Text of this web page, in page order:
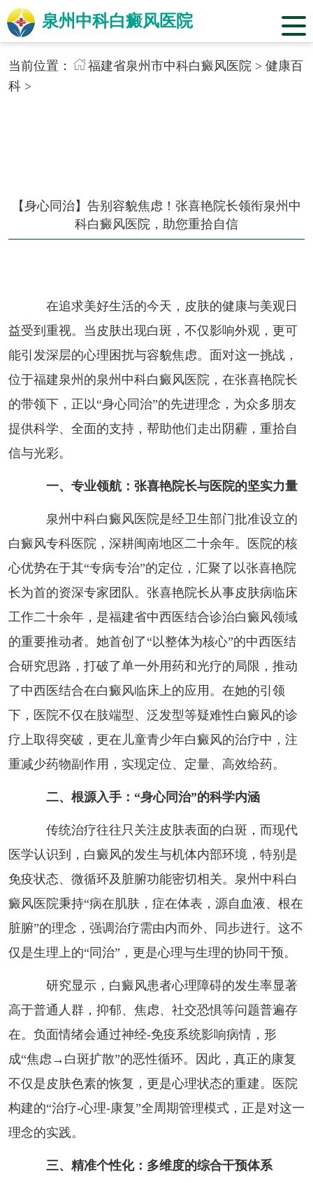
泉州中科白癜风医院
当前位置： 福建省泉州市中科白癜风医院> 健康百
科>
【身心同治】告别容貌焦虑！张喜艳院长领衔泉州中
科白癜风医院，助您重拾自信
在追求美好生活的今天，皮肤的健康与美观日
益受到重视。当皮肤出现白斑，不仅影响外观，更可
能引发深层的心理困扰与容貌焦虑。面对这一挑战，
位于福建泉州的泉州中科白癜风医院，在张喜艳院长
的带领下，正以“身心同治”的先进理念，为众多朋友
提供科学、全面的支持，帮助他们走出阴霾，重拾自
信与光彩。
一、专业领航：张喜艳院长与医院的坚实力量
泉州中科白癜风医院是经卫生部门批准设立的
白癜风专科医院，深耕闽南地区二十余年。医院的核
心优势在于其“专病专治”的定位，汇聚了以张喜艳院
长为首的资深专家团队。张喜艳院长从事皮肤病临床
工作二十余年，是福建省中西医结合诊治白癜风领域
的重要推动者。她首创了“以整体为核心”的中西医结
合研究思路，打破了单一外用药和光疗的局限，推动
了中西医结合在白癜风临床上的应用。在她的引领
下，医院不仅在肢端型、泛发型等疑难性白癜风的诊
疗上取得突破，更在儿童青少年白癜风的治疗中，注
重减少药物副作用，实现定位、定量、高效给药。
二、根源入手：“身心同治”的科学内涵
传统治疗往往只关注皮肤表面的白斑，而现代
医学认识到，白癜风的发生与机体内部环境，特别是
免疫状态、微循环及脏腑功能密切相关。泉州中科白
癜风医院秉持“病在肌肤，症在体表，源自血液、根在
脏腑”的理念，强调治疗需由内而外、同步进行。这不
仅是生理上的“同治”，更是心理与生理的协同干预。
研究显示，白癜风患者心理障碍的发生率显著
高于普通人群，抑郁、焦虑、社交恐惧等问题普遍存
在。负面情绪会通过神经-免疫系统影响病情，形
成“焦虑→白斑扩散”的恶性循环。因此，真正的康复
不仅是皮肤色素的恢复，更是心理状态的重建。医院
构建的“治疗-心理-康复”全周期管理模式，正是对这一
理念的实践。
三、精准个性化：多维度的综合干预体系